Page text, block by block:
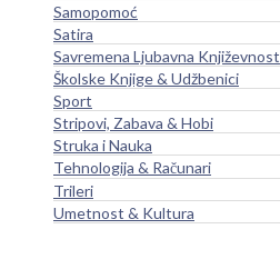
Samopomoć
Satira
Savremena Ljubavna Književnost
Školske Knjige & Udžbenici
Sport
Stripovi, Zabava & Hobi
Struka i Nauka
Tehnologija & Računari
Trileri
Umetnost & Kultura